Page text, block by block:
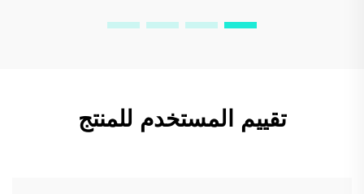
تقييم المستخدم للمنتج